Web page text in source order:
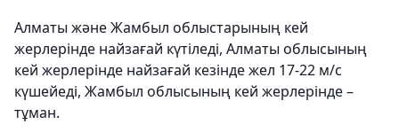
Алматы және Жамбыл облыстарының кей
жерлерінде найзағай күтіледі, Алматы облысының
кей жерлерінде найзағай кезінде жел 17-22 м/с
күшейеді, Жамбыл облысының кей жерлерінде –
тұман.